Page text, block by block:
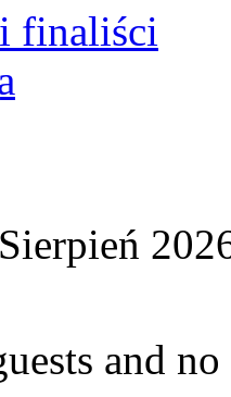
finaliści
and